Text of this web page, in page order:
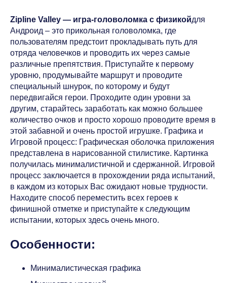
Zipline Valley — игра-головоломка с физикойдля
Андроид – это прикольная головоломка, где
пользователям предстоит прокладывать путь для
отряда человечков и проводить их через самые
различные препятствия. Приступайте к первому
уровню, продумывайте маршрут и проводите
специальный шнурок, по которому и будут
передвигайся герои. Проходите один уровни за
другим, старайтесь заработать как можно большее
количество очков и просто хорошо проводите время в
этой забавной и очень простой игрушке. Графика и
Игровой процесс: Графическая оболочка приложения
представлена в нарисованной стилистике. Картинка
получилась минималистичной и сдержанной. Игровой
процесс заключается в прохождении ряда испытаний,
в каждом из которых Вас ожидают новые трудности.
Находите способ переместить всех героев к
финишной отметке и приступайте к следующим
испытании, которых здесь очень много.
Особенности:
Минималистическая графика